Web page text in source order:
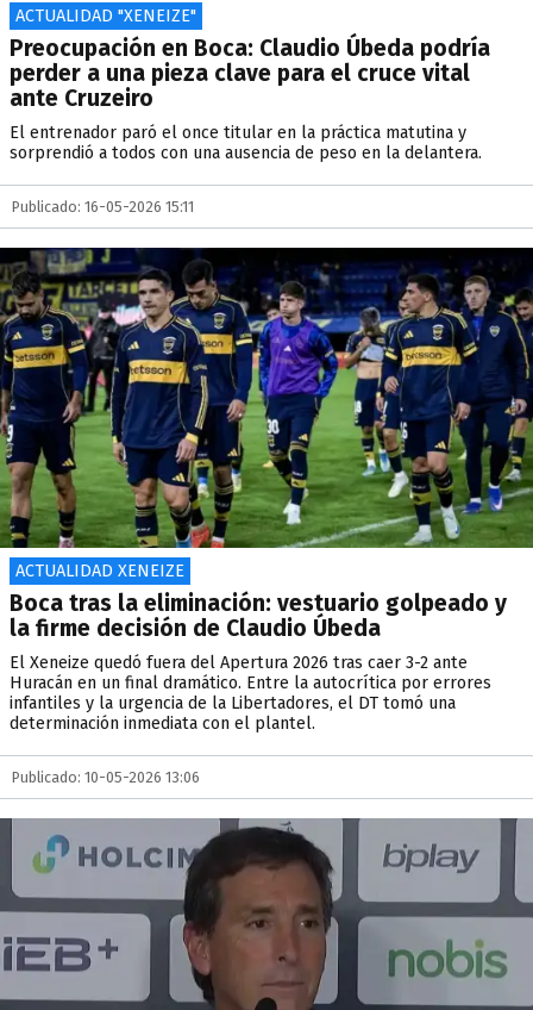
ACTUALIDAD "XENEIZE"
Preocupación en Boca: Claudio Úbeda podría
perder a una pieza clave para el cruce vital
ante Cruzeiro
El entrenador paró el once titular en la práctica matutina y
sorprendió a todos con una ausencia de peso en la delantera.
Publicado: 16-05-2026 15:11
ACTUALIDAD XENEIZE
Boca tras la eliminación: vestuario golpeado y
la firme decisión de Claudio Úbeda
El Xeneize quedó fuera del Apertura 2026 tras caer 3-2 ante
Huracán en un final dramático. Entre la autocrítica por errores
infantiles y la urgencia de la Libertadores, el DT tomó una
determinación inmediata con el plantel.
Publicado: 10-05-2026 13:06